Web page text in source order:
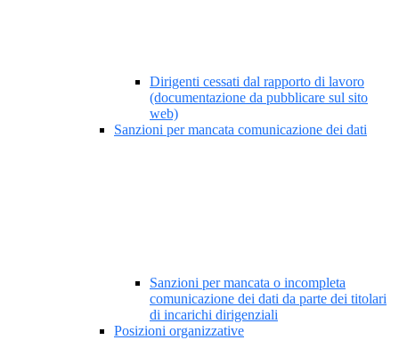
Dirigenti cessati dal rapporto di lavoro
(documentazione da pubblicare sul sito
web)
Sanzioni per mancata comunicazione dei dati
Sanzioni per mancata o incompleta
comunicazione dei dati da parte dei titolari
di incarichi dirigenziali
Posizioni organizzative